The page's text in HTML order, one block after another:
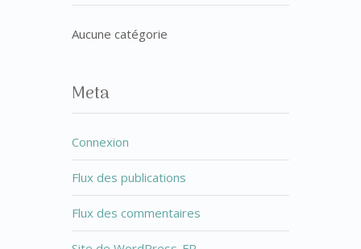
Aucune catégorie
Meta
Connexion
Flux des publications
Flux des commentaires